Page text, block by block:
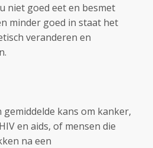
niet goed eet en besmet
minder goed in staat het
veranderen en
kans om kanker,
en aids, of mensen die
na een